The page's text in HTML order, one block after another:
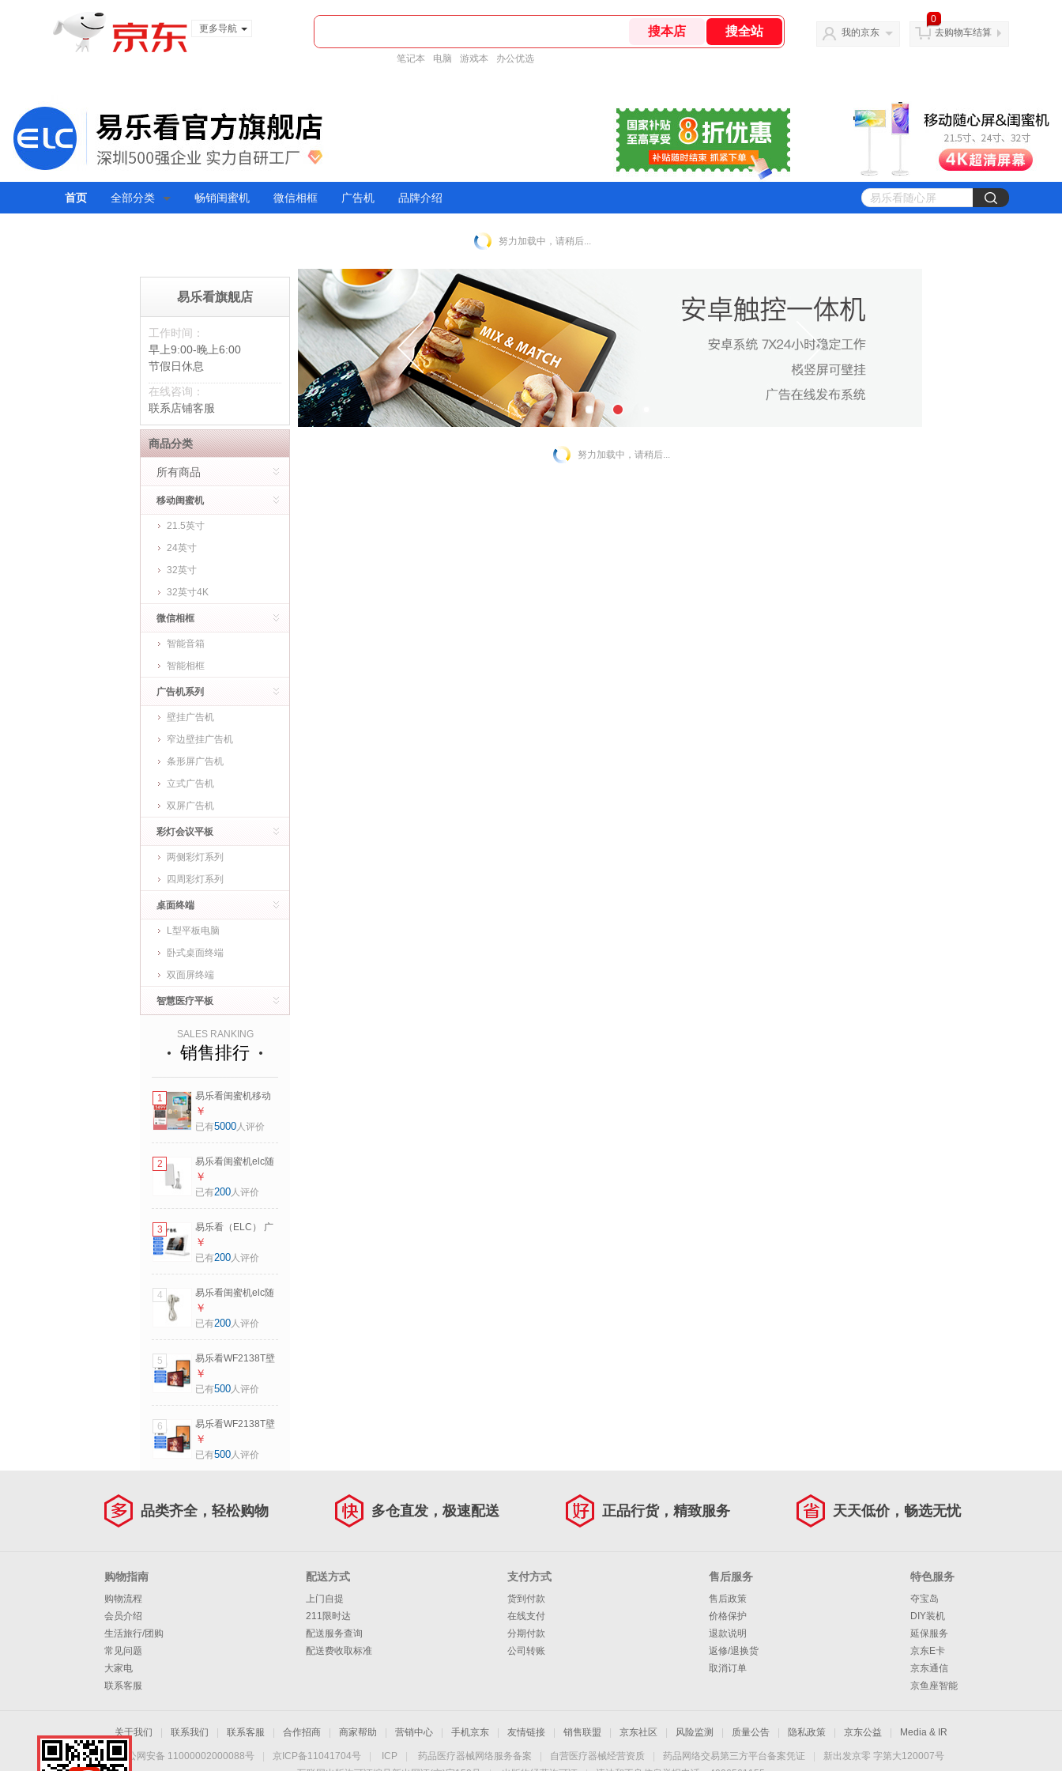
更多导航
笔记本 电脑 游戏本 办公优选
我的京东
0
去购物车结算
首页 全部分类 畅销闺蜜机 微信相框 广告机 品牌介绍
努力加载中，请稍后...
易乐看旗舰店
工作时间：
早上9:00-晚上6:00
节假日休息
在线咨询：
联系店铺客服
商品分类
所有商品
移动闺蜜机
21.5英寸
24英寸
32英寸
32英寸4K
微信相框
智能音箱
智能相框
广告机系列
壁挂广告机
窄边壁挂广告机
条形屏广告机
立式广告机
双屏广告机
彩灯会议平板
两侧彩灯系列
四周彩灯系列
桌面终端
L型平板电脑
卧式桌面终端
双面屏终端
智慧医疗平板
SALES RANKING
销售排行
1
易乐看闺蜜机移动
随心屏 可移动电视
超大屏平板电脑 长
剧网课礼物 【小尺
寸入门款】21.5英
寸8核 标配【闺蜜
机】
￥
已有5000人评价
2
易乐看闺蜜机elc随
心屏配件【请联系
客服后下单】 适配
￥
已有200人评价
3
易乐看（ELC） 广
告机立式显示屏 L
型触摸显示器 可选
控评价器 10.1英寸
(WL1012T) 安卓
2G+16G
￥
已有200人评价
4
易乐看闺蜜机elc随
心屏配件【请联系
客服后下单】 电源
￥
已有200人评价
5
易乐看WF2138T壁
挂广告机窄边安卓
触摸一体机数字标
￥
已有500人评价
6
易乐看WF2138T壁
挂广告机窄边安卓
触摸一体机数字标
￥
已有500人评价
努力加载中，请稍后...
品类齐全，轻松购物 多仓直发，极速配送 正品行货，精致服务 天天低价，畅选无忧
购物指南
购物流程
会员介绍
生活旅行/团购
常见问题
大家电
联系客服
配送方式
上门自提
211限时达
配送服务查询
配送费收取标准
支付方式
货到付款
在线支付
分期付款
公司转账
售后服务
售后政策
价格保护
退款说明
返修/退换货
取消订单
特色服务
夺宝岛
DIY装机
延保服务
京东E卡
京东通信
京鱼座智能
关于我们 联系我们 联系客服 合作招商 商家帮助 营销中心 手机京东 友情链接 销售联盟 京东社区 风险监测 质量公告 隐私政策 京东公益 Media & IR
京公网安备 11000002000088号 京ICP备11041704号 ICP 药品医疗器械网络服务备案 自营医疗器械经营资质 药品网络交易第三方平台备案凭证
新出发京零 字第大120007号